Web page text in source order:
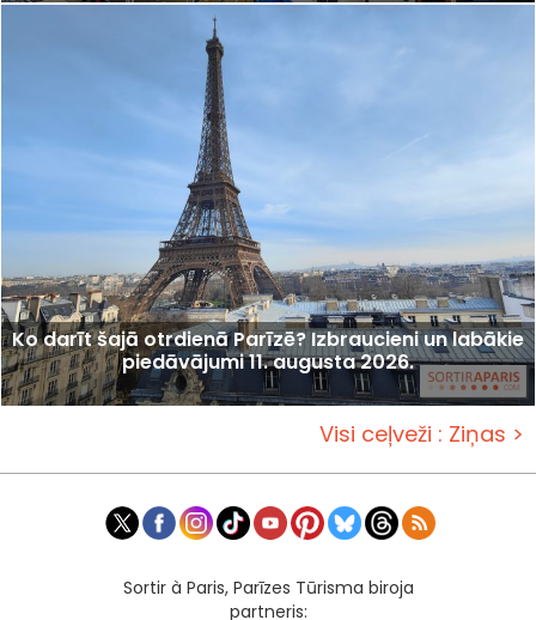
Ko darīt šajā otrdienā Parīzē? Izbraucieni un labākie
piedāvājumi 11. augusta 2026.
Visi ceļveži : Ziņas >
Sortir à Paris, Parīzes Tūrisma biroja
partneris: